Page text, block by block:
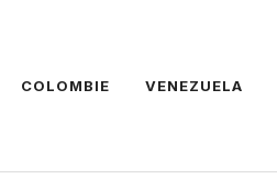
COLOMBIE VENEZUELA